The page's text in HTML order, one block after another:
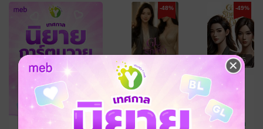
GLove
พลับพลึงสีชมพู
NATPAT
นิยาย Girl
Love/Yuri
1 Rating
GLove เพียง
NATPAT
นิยาย Girl
Love/Yuri
2 Rating
-48% -49%
฿ 75
ดูทั้งหมด